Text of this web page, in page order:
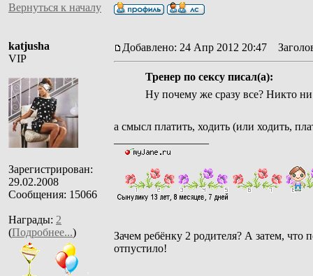
Вернуться к началу
katjusha
VIP
Зарегистрирован:
29.02.2008
Сообщения: 15066
Награды: 2
(Подробнее...)
Добавлено: 24 Апр 2012 20:47
Тренер по сексу писал(а):
Ну почему же сразу все? Никто
а смысл платить, ходить (или ходить,
Зачем ребёнку 2 родителя? А затем, что
отпустило!